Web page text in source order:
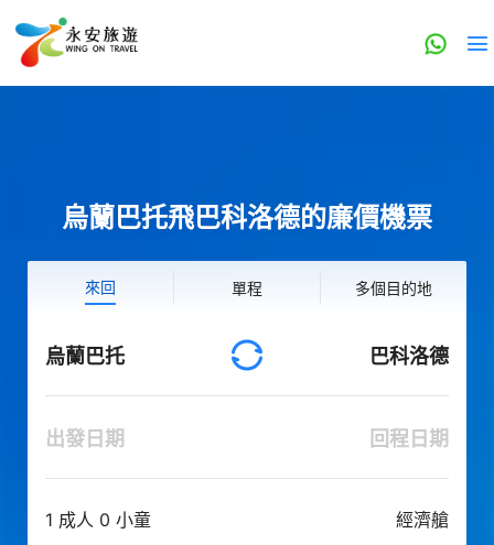
烏蘭巴托飛巴科洛德的廉價機票
來回 單程 多個目的地
烏蘭巴托 巴科洛德
出發日期 回程日期
1 成人 0 小童 經濟艙